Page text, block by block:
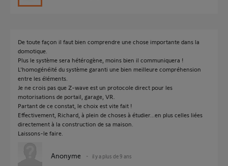
De toute façon il faut bien comprendre une chose importante dans la
domotique.
Plus le système sera hétérogène, moins bien il communiquera !
L'homogénéité du système garanti une bien meilleure compréhension
entre les éléments.
Je ne crois pas que Z-wave est un protocole direct pour les
motorisations de portail, garage, VR.
Partant de ce constat, le choix est vite fait !
Effectivement, Richard, à plein de choses à étudier...en plus celles liées
directement à la construction de sa maison.
Laissons-le faire.
Anonyme il y a plus de 9 ans